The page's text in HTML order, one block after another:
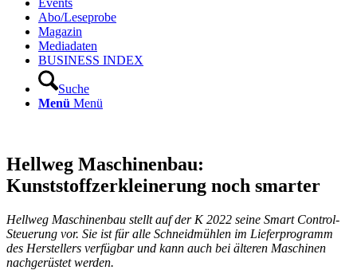
Events
Abo/Leseprobe
Magazin
Mediadaten
BUSINESS INDEX
Suche
Menü Menü
Hellweg Maschinenbau:
Kunststoffzerkleinerung noch smarter
Hellweg Maschinenbau stellt auf der K 2022 seine Smart Control-
Steuerung vor. Sie ist für alle Schneidmühlen im Lieferprogramm
des Herstellers verfügbar und kann auch bei älteren Maschinen
nachgerüstet werden.